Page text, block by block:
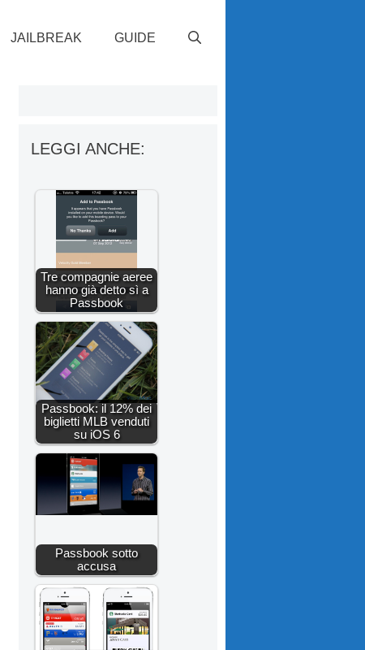
JAILBREAK GUIDE
LEGGI ANCHE:
Tre compagnie aeree
hanno già detto sì a
Passbook
Passbook: il 12% dei
biglietti MLB venduti
su iOS 6
Passbook sotto
accusa